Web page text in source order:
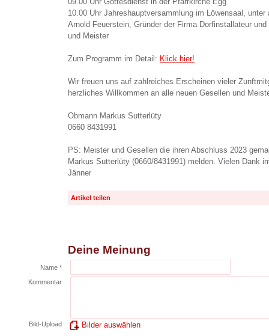
10.00 Uhr Jahreshauptversammlung im Löwensaal,
Arnold Feuerstein, Gründer der Firma Dorfinstallateur
und Meister
Zum Programm im Detail: Klick hier!
Wir freuen uns auf zahlreiches Erscheinen vieler
herzliches Willkommen an alle neuen Gesellen und
Obmann Markus Sutterlüty
0660 8431991
PS: Meister und Gesellen die ihren Abschluss 2023
Markus Sutterlüty (0660/8431991) melden. Vielen Dank
Jänner
Artikel teilen
Deine Meinung
Name *
Kommentar
Bild-Upload Bilder auswählen